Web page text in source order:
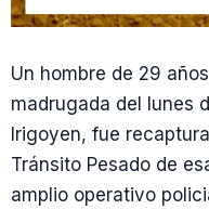
Un hombre de 29
madrugada del lunes
Irigoyen, fue
Tránsito Pesado de
amplio operativo